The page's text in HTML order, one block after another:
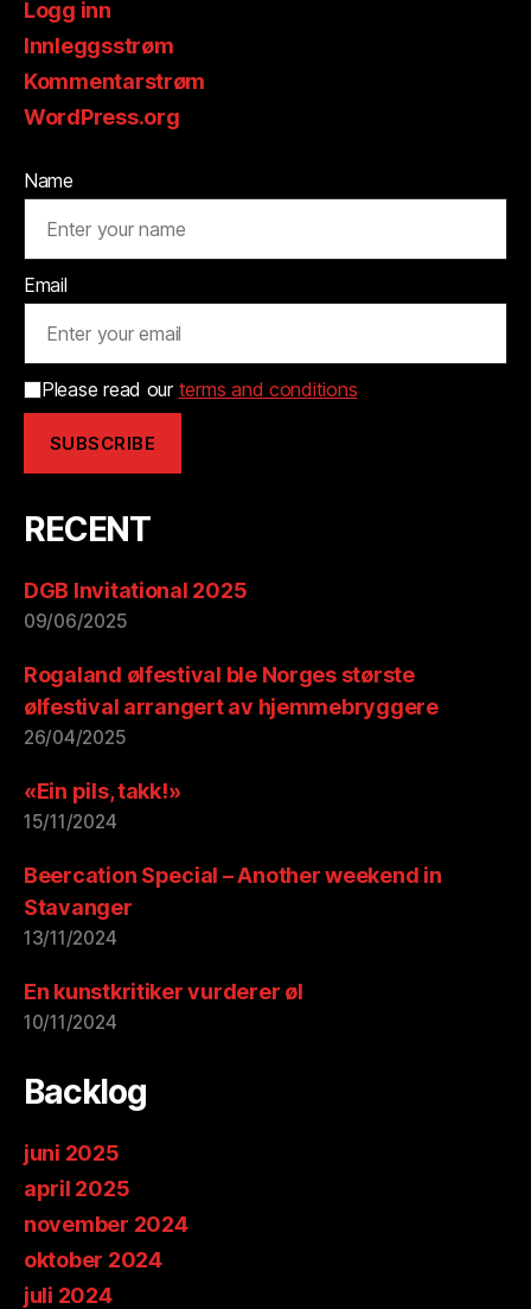
Logg inn
Innleggsstrøm
Kommentarstrøm
WordPress.org
Name
Email
Please read our terms and conditions
RECENT
DGB Invitational 2025
09/06/2025
Rogaland ølfestival ble Norges største
ølfestival arrangert av hjemmebryggere
26/04/2025
«Ein pils, takk!»
15/11/2024
Beercation Special – Another weekend in
Stavanger
13/11/2024
En kunstkritiker vurderer øl
10/11/2024
Backlog
juni 2025
april 2025
november 2024
oktober 2024
juli 2024